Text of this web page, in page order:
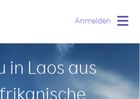
Anmelden
in Laos aus